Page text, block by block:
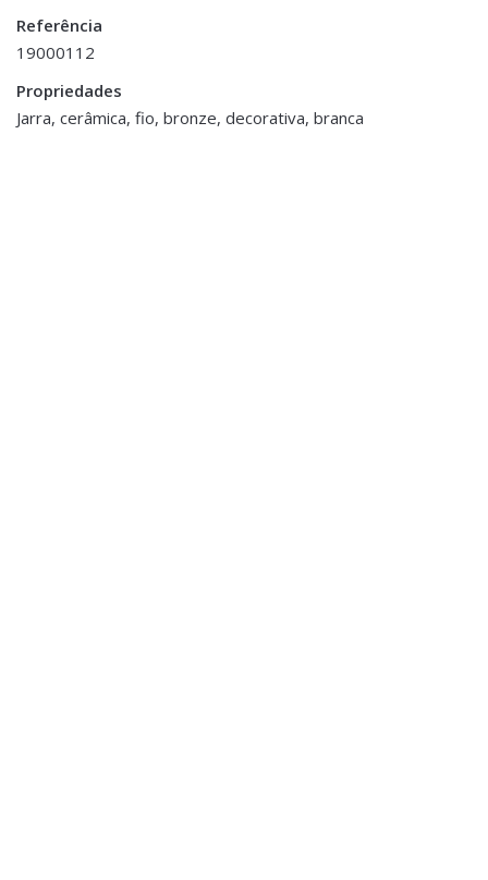
Referência
19000112
Propriedades
Jarra, cerâmica, fio, bronze, decorativa, branca
ESGOTADO